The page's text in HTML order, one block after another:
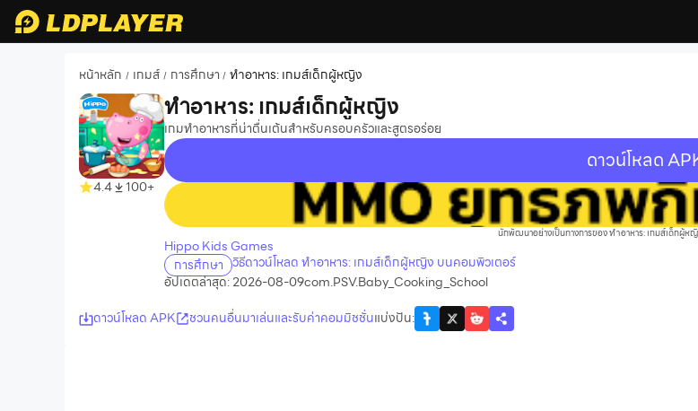
หน้าหลัก / เกมส์ / การศึกษา / ทำอาหาร: เกมส์เด็กผู้หญิง
4.4 100+
ทำอาหาร: เกมส์เด็กผู้หญิง
เกมทำอาหารที่น่าตื่นเต้นสำหรับครอบครัวและสูตรอร่อย
ดาวน์โหลด
recommend
นักพัฒนาอย่างเป็นทางการของ ทำอาหาร: เกมส์เด็กผู้ห
Hippo Kids Games
การศึกษา วิธีดาวน์โหลด ทำอาหาร: เกมส์เด็กผู้หญิง บนคอมพิวเตอร์
อัปเดตล่าสุด: 2026-08-09com.PSV.Baby_Cooking_School
ดาวน์โหลด APK
ชวนคนอื่นมาเล่นและรับค่าคอมมิชชั่นแบ่งปัน: